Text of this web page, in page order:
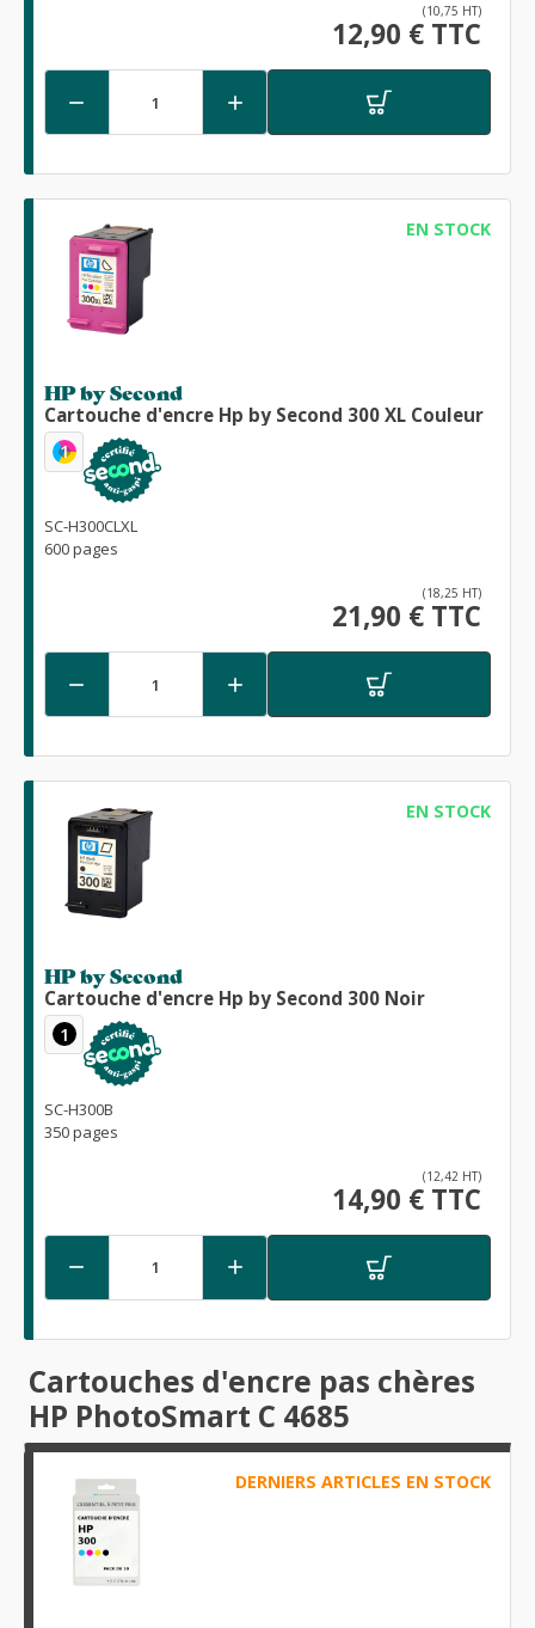
(10,75 HT)
12,90 € TTC
 
EN STOCK
HP by Second
Cartouche d'encre Hp by Second 300 XL Couleur
1
SC-H300CLXL
600 pages
(18,25 HT)
21,90 € TTC
 
EN STOCK
HP by Second
Cartouche d'encre Hp by Second 300 Noir
1
SC-H300B
350 pages
(12,42 HT)
14,90 € TTC
 
Cartouches d'encre pas chères
HP PhotoSmart C 4685
DERNIERS ARTICLES EN STOCK